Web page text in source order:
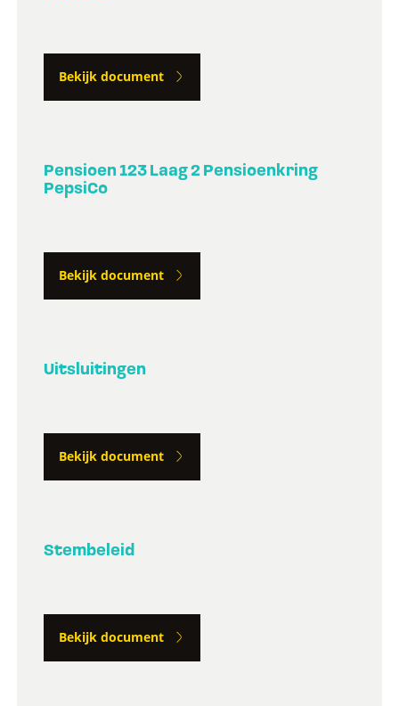
Bekijk document
Pensioen 123 Laag 2 Pensioenkring
PepsiCo
Bekijk document
Uitsluitingen
Bekijk document
Stembeleid
Bekijk document